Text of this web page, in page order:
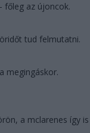
főleg az újoncok.
tud felmutatni.
megingáskor.
a mclarenes így